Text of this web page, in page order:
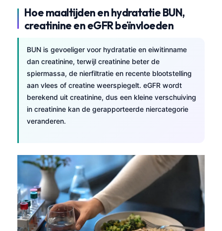
Hoe maaltijden en hydratatie BUN,
creatinine en eGFR beïnvloeden
BUN is gevoeliger voor hydratatie en eiwitinname
dan creatinine, terwijl creatinine beter de
spiermassa, de nierfiltratie en recente blootstelling
aan vlees of creatine weerspiegelt. eGFR wordt
berekend uit creatinine, dus een kleine verschuiving
in creatinine kan de gerapporteerde niercategorie
veranderen.
ພາສາລາວ
Basa Jawa
Cebuano
ئۇيغۇرچە
Беларуская мова
Esperanto
Frysk
Ślōnskŏ gŏdka
Norsk bokmål